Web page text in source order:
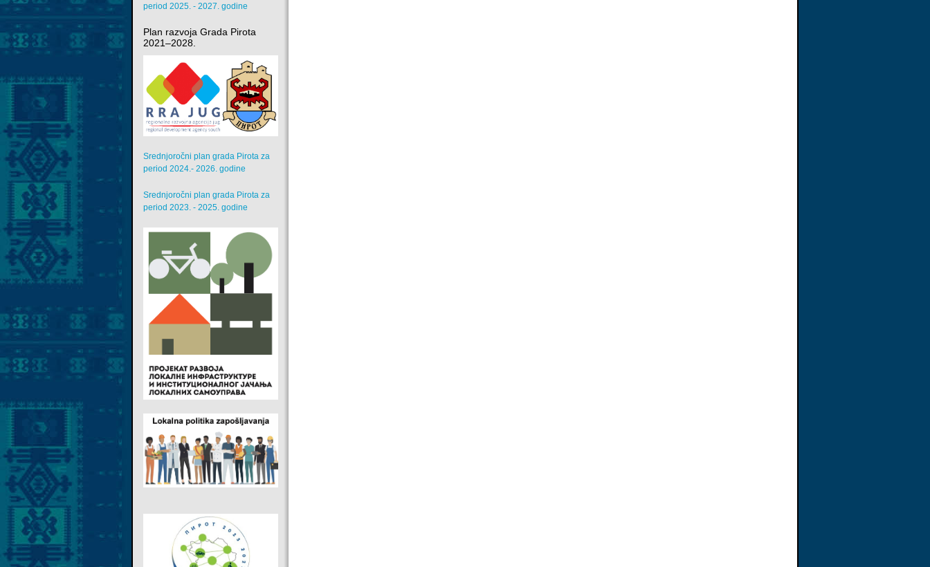
period 2025. - 2027. godine
Plan razvoja Grada Pirota
2021–2028.
Srednjoročni plan grada Pirota za
period 2024.- 2026. godine
Srednjoročni plan grada Pirota za
period 2023. - 2025. godine